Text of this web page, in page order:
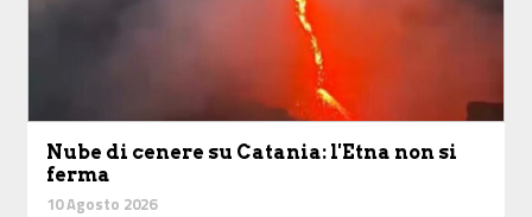
Nube di cenere su Catania: l'Etna non si
ferma
10 Agosto 2026